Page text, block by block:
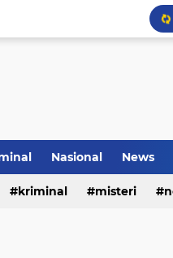
Nasional News
kriminal misteri